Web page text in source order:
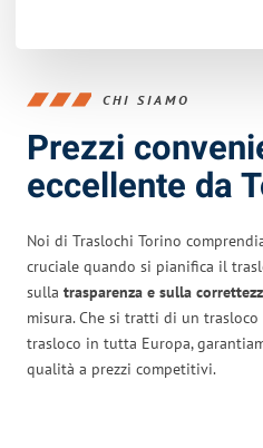
CHI SIAMO
Prezzi
eccellente da
Noi di Traslochi Torino
cruciale quando si pianifica il
sulla trasparenza e sulla
misura. Che si tratti di un
trasloco in tutta Europa,
qualità a prezzi competitivi.